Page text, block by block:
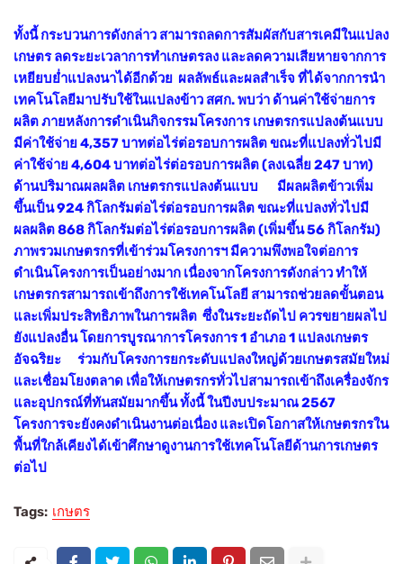
ทั้งนี้ กระบวนการดังกล่าว สามารถลดการสัมผัสกับสารเคมีในแปลง
เกษตร ลดระยะเวลาการทำเกษตรลง และลดความเสียหายจากการ
เหยียบย่ำแปลงนาได้อีกด้วย ผลลัพธ์และผลสำเร็จ ที่ได้จากการนำ
เทคโนโลยีมาปรับใช้ในแปลงข้าว สศก. พบว่า ด้านค่าใช้จ่ายการ
ผลิต ภายหลังการดำเนินกิจกรรมโครงการ เกษตรกรแปลงต้นแบบ
มีค่าใช้จ่าย 4,357 บาทต่อไร่ต่อรอบการผลิต ขณะที่แปลงทั่วไปมี
ค่าใช้จ่าย 4,604 บาทต่อไร่ต่อรอบการผลิต (ลงเฉลี่ย 247 บาท)
ด้านปริมาณผลผลิต เกษตรกรแปลงต้นแบบ มีผลผลิตข้าวเพิ่ม
ขึ้นเป็น 924 กิโลกรัมต่อไร่ต่อรอบการผลิต ขณะที่แปลงทั่วไปมี
ผลผลิต 868 กิโลกรัมต่อไร่ต่อรอบการผลิต (เพิ่มขึ้น 56 กิโลกรัม)
ภาพรวมเกษตรกรที่เข้าร่วมโครงการฯ มีความพึงพอใจต่อการ
ดำเนินโครงการเป็นอย่างมาก เนื่องจากโครงการดังกล่าว ทำให้
เกษตรกรสามารถเข้าถึงการใช้เทคโนโลยี สามารถช่วยลดขั้นตอน
และเพิ่มประสิทธิภาพในการผลิต ซึ่งในระยะถัดไป ควรขยายผลไป
ยังแปลงอื่น โดยการบูรณาการโครงการ 1 อำเภอ 1 แปลงเกษตร
อัจฉริยะ ร่วมกับโครงการยกระดับแปลงใหญ่ด้วยเกษตรสมัยใหม่
และเชื่อมโยงตลาด เพื่อให้เกษตรกรทั่วไปสามารถเข้าถึงเครื่องจักร
และอุปกรณ์ที่ทันสมัยมากขึ้น ทั้งนี้ ในปีงบประมาณ 2567
โครงการจะยังคงดำเนินงานต่อเนื่อง และเปิดโอกาสให้เกษตรกรใน
พื้นที่ใกล้เคียงได้เข้าศึกษาดูงานการใช้เทคโนโลยีด้านการเกษตร
ต่อไป
Tags: เกษตร